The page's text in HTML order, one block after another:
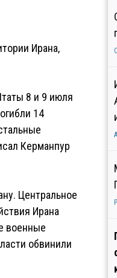
Ирана,
8 и 9 июля
14
Керманпур
Центральное
Ирана
военные
обвинили